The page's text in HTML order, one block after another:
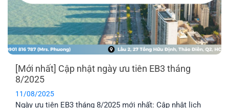
[Mới nhất] Cập nhật ngày ưu tiên EB3 tháng
8/2025
11/08/2025
Ngày ưu tiên EB3 tháng 8/2025 mới nhất: Cập nhật lịch